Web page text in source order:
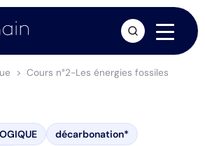
Cours n°2-Les énergies fossiles
décarbonation*
arrow_forward